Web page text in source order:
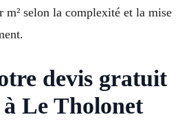
m² selon la complexité et la mise
devis gratuit
Le Tholonet